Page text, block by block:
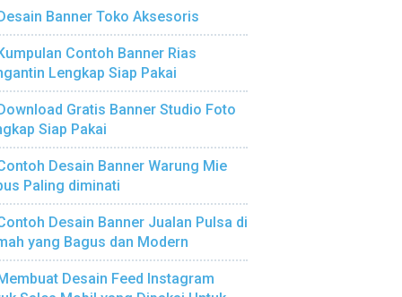
Banner Toko Aksesoris
Contoh Banner Rias
Lengkap Siap Pakai
Gratis Banner Studio Foto
Siap Pakai
Desain Banner Warung Mie
Paling diminati
Desain Banner Jualan Pulsa di
yang Bagus dan Modern
Desain Feed Instagram